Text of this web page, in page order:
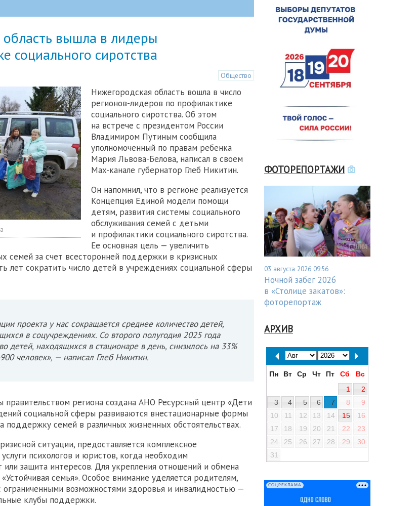
вышла в лидеры
социального сиротства
Общество
Нижегородская область вошла в число
регионов-лидеров по профилактике
социального сиротства. Об этом
на встрече с президентом России
Владимиром Путиным сообщила
уполномоченный по правам ребенка
Мария Львова-Белова, написал в своем
Max-канале губернатор Глеб Никитин.
Он напомнил, что в регионе реализуется
Концепция Единой модели помощи
детям, развития системы социального
обслуживания семей с детьми
и профилактики социального сиротства.
Ее основная цель — увеличить
семей за счет всесторонней поддержки в кризисных
лет сократить число детей в учреждениях социальной сферы
проекта у нас сокращается среднее количество детей,
в соцучреждениях. Со второго полугодия 2025 года
детей, находящихся в стационаре в день, снизилось на 33%
человек», — написал Глеб Никитин.
правительством региона создана АНО Ресурсный центр «Дети
социальной сферы развиваются внестационарные формы
поддержку семей в различных жизненных обстоятельствах.
ситуации, предоставляется комплексное
психологов и юристов, когда необходим
или защита интересов. Для укрепления отношений и обмена
семья». Особое внимание уделяется родителям,
возможностями здоровья и инвалидностью —
клубы поддержки.
ФОТОРЕПОРТАЖИ
03 августа 2026 09:56
Ночной забег 2026
в «Столице закатов»:
фоторепортаж
АРХИВ
Пн Вт Ср Чт Пт Сб
Вс
1
2
3
4 5 6 7 8
9
10
11 12 13 14 15
16
17
18 19 20 21 22
23
24
25 26 27 28 29
30
31
СОЦРЕКЛАМА